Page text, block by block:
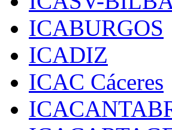
ICABURGOS
ICADIZ
ICAC Cáceres